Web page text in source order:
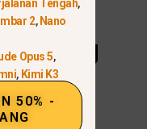
Sering
Tengah,
2, Nano
Opus 5,
, Kimi K3
50% -